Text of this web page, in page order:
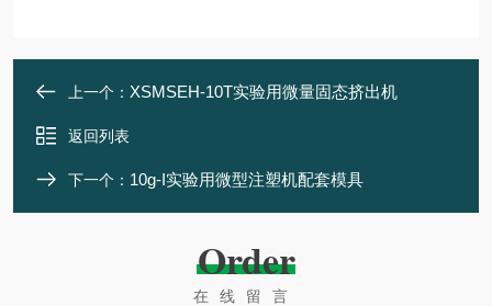
上一个： XSMSEH-10T实验用微量固态挤出机
返回列表
下一个： 10g-I实验用微型注塑机配套模具
Order
在线留言